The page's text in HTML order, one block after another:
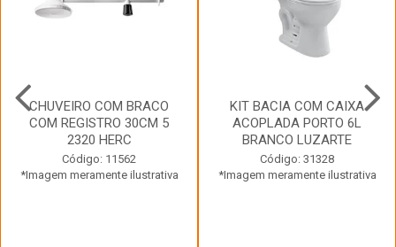
CHUVEIRO COM BRACO
COM REGISTRO 30CM 5
2320 HERC
Código: 11562
*Imagem meramente ilustrativa
KIT BACIA COM CAIXA
ACOPLADA PORTO 6L
BRANCO LUZARTE
Código: 31328
*Imagem meramente ilustrativa